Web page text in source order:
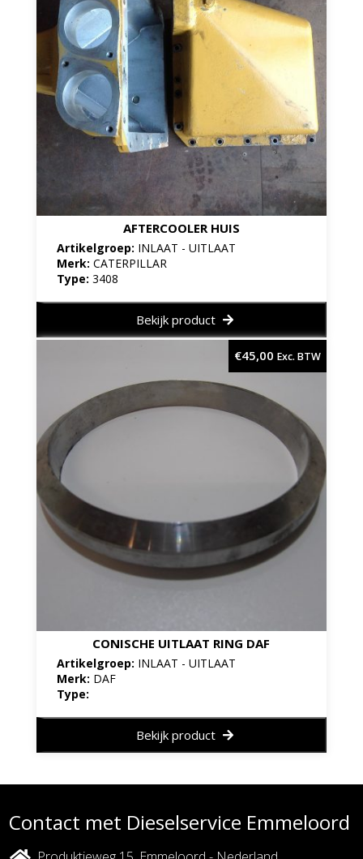
AFTERCOOLER HUIS
Artikelgroep: INLAAT - UITLAAT
Merk: CATERPILLAR
Type: 3408
Bekijk product
CONISCHE UITLAAT RING DAF
Artikelgroep: INLAAT - UITLAAT
Merk: DAF
Type:
€45,00 Exc. BTW
Bekijk product
Contact met Dieselservice Emmeloord